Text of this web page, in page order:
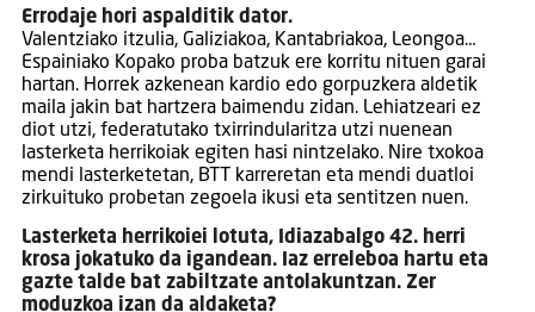
Errodaje hori aspalditik dator.
Valentziako itzulia, Galiziakoa, Kantabriakoa, Leongoa…
Espainiako Kopako proba batzuk ere korritu nituen garai
hartan. Horrek azkenean kardio edo gorpuzkera aldetik
maila jakin bat hartzera baimendu zidan. Lehiatzeari ez
diot utzi, federatutako txirrindularitza utzi nuenean
lasterketa herrikoiak egiten hasi nintzelako. Nire txokoa
mendi lasterketetan, BTT karreretan eta mendi duatloi
zirkuituko probetan zegoela ikusi eta sentitzen nuen.
Lasterketa herrikoiei lotuta, Idiazabalgo 42. herri
krosa jokatuko da igandean. Iaz erreleboa hartu eta
gazte talde bat zabiltzate antolakuntzan. Zer
moduzkoa izan da aldaketa?